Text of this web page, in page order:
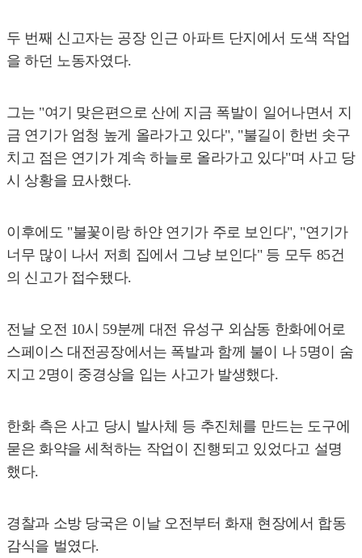
두 번째 신고자는 공장 인근 아파트 단지에서 도색 작업
을 하던 노동자였다.
그는 "여기 맞은편으로 산에 지금 폭발이 일어나면서 지
금 연기가 엄청 높게 올라가고 있다", "불길이 한번 솟구
치고 점은 연기가 계속 하늘로 올라가고 있다"며 사고 당
시 상황을 묘사했다.
이후에도 "불꽃이랑 하얀 연기가 주로 보인다", "연기가
너무 많이 나서 저희 집에서 그냥 보인다" 등 모두 85건
의 신고가 접수됐다.
전날 오전 10시 59분께 대전 유성구 외삼동 한화에어로
스페이스 대전공장에서는 폭발과 함께 불이 나 5명이 숨
지고 2명이 중경상을 입는 사고가 발생했다.
한화 측은 사고 당시 발사체 등 추진체를 만드는 도구에
묻은 화약을 세척하는 작업이 진행되고 있었다고 설명
했다.
경찰과 소방 당국은 이날 오전부터 화재 현장에서 합동
감식을 벌였다.